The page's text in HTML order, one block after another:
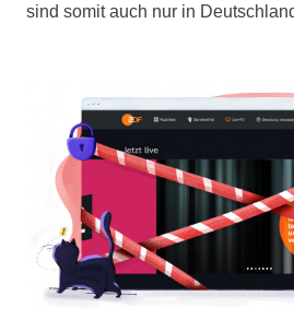
sind somit auch nur in